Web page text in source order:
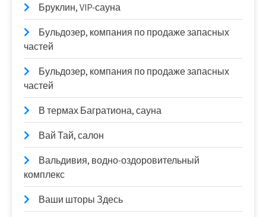
Бруклин, VIP-сауна
Бульдозер, компания по продаже запасных
частей
Бульдозер, компания по продаже запасных
частей
В термах Багратиона, сауна
Вай Тай, салон
Вальдивия, водно-оздоровительный
комплекс
Ваши шторы Здесь